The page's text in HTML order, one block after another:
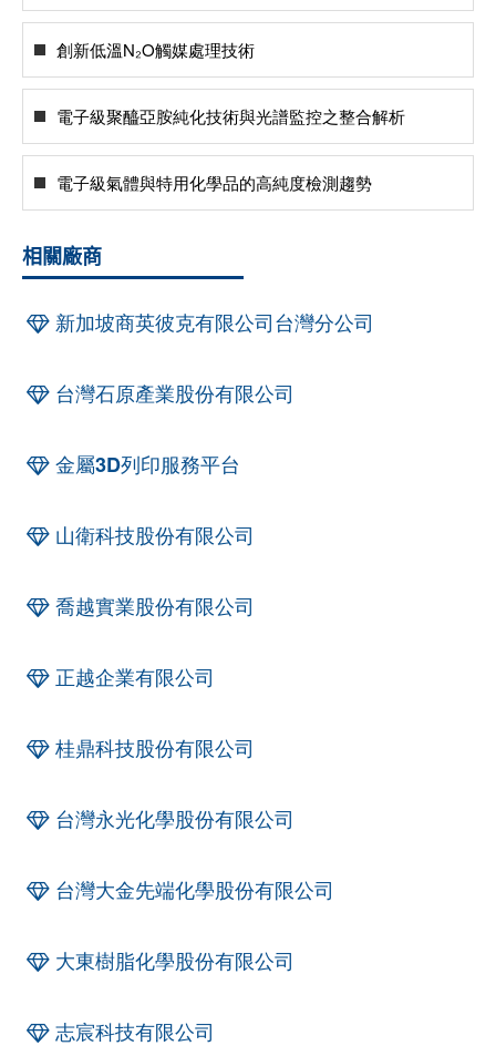
創新低溫N₂O觸媒處理技術
電子級聚醯亞胺純化技術與光譜監控之整合解析
電子級氣體與特用化學品的高純度檢測趨勢
相關廠商
新加坡商英彼克有限公司台灣分公司
台灣石原產業股份有限公司
金屬3D列印服務平台
山衛科技股份有限公司
喬越實業股份有限公司
正越企業有限公司
桂鼎科技股份有限公司
台灣永光化學股份有限公司
台灣大金先端化學股份有限公司
大東樹脂化學股份有限公司
志宸科技有限公司